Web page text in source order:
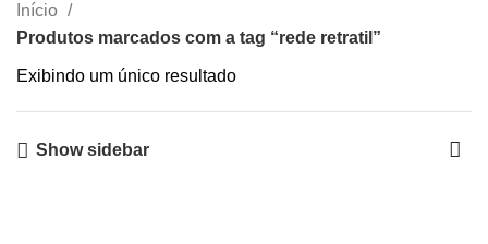
Início
Produtos marcados com a tag “rede retratil”
Exibindo um único resultado
Show sidebar